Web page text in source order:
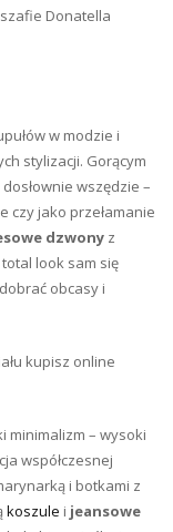
Donatella
w modzie i
stylizacji. Gorącym
wszędzie –
czy jako przełamanie
dzwony z
look sam się
obcasy i
kupisz online
minimalizm – wysoki
współczesnej
i botkami z
koszule i jeansowe